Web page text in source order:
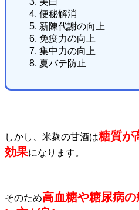
便秘解消
新陳代謝の向上
免疫力の向上
集中力の向上
夏バテ防止
しかし、米麹の甘酒は糖質が
効果になります。
そのため高血糖や糖尿病